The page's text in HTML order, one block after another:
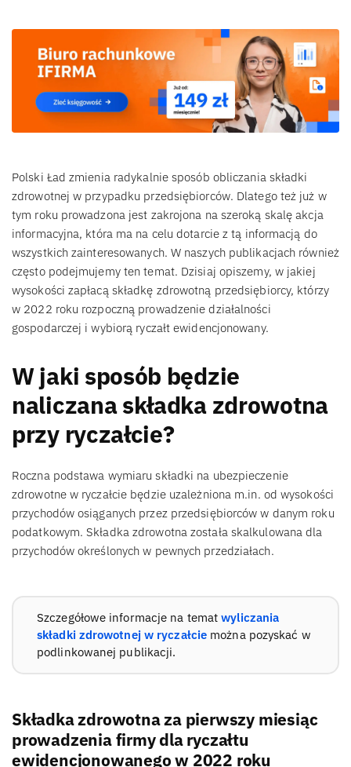
Polski Ład zmienia radykalnie sposób obliczania składki
zdrowotnej w przypadku przedsiębiorców. Dlatego też już w
tym roku prowadzona jest zakrojona na szeroką skalę akcja
informacyjna, która ma na celu dotarcie z tą informacją do
wszystkich zainteresowanych. W naszych publikacjach również
często podejmujemy ten temat. Dzisiaj opiszemy, w jakiej
wysokości zapłacą składkę zdrowotną przedsiębiorcy, którzy
w 2022 roku rozpoczną prowadzenie działalności
gospodarczej i wybiorą ryczałt ewidencjonowany.
W jaki sposób będzie
naliczana składka zdrowotna
przy ryczałcie?
Roczna podstawa wymiaru składki na ubezpieczenie
zdrowotne w ryczałcie będzie uzależniona m.in. od wysokości
przychodów osiąganych przez przedsiębiorców w danym roku
podatkowym. Składka zdrowotna została skalkulowana dla
przychodów określonych w pewnych przedziałach.
Szczegółowe informacje na tematwyliczania
składki zdrowotnej w ryczałcie można pozyskać w
podlinkowanej publikacji.
Składka zdrowotna za pierwszy miesiąc
prowadzenia firmy dla ryczałtu
ewidencjonowanego w 2022 roku